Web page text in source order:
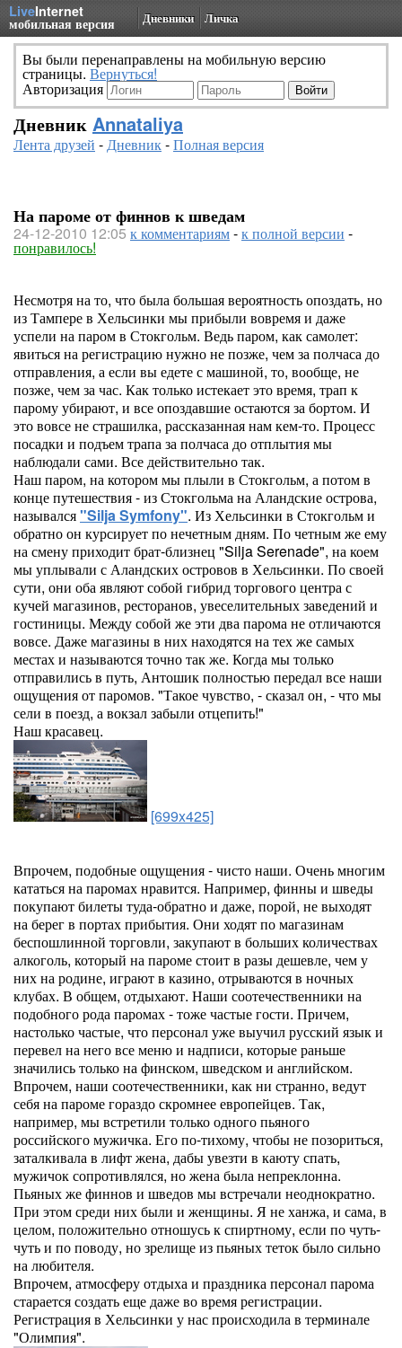
LiveInternet
мобильная версия Дневники Личка
Вы были перенаправлены на мобильную версию
страницы. Вернуться!
Авторизация
Дневник Annataliya
Лента друзей -Дневник-Полная версия
На пароме от финнов к шведам
24-12-2010 12:05 к комментариям-к полной версии -
понравилось!
Несмотря на то, что была большая вероятность опоздать, но
из Тампере в Хельсинки мы прибыли вовремя и даже
успели на паром в Стокгольм. Ведь паром, как самолет:
явиться на регистрацию нужно не позже, чем за полчаса до
отправления, а если вы едете с машиной, то, вообще, не
позже, чем за час. Как только истекает это время, трап к
парому убирают, и все опоздавшие остаются за бортом. И
это вовсе не страшилка, рассказанная нам кем-то. Процесс
посадки и подъем трапа за полчаса до отплытия мы
наблюдали сами. Все действительно так.
Наш паром, на котором мы плыли в Стокгольм, а потом в
конце путешествия - из Стокгольма на Аландские острова,
назывался"Silja Symfony". Из Хельсинки в Стокгольм и
обратно он курсирует по нечетным дням. По четным же ему
на смену приходит брат-близнец "Silja Serenade", на коем
мы уплывали с Аландских островов в Хельсинки. По своей
сути, они оба являют собой гибрид торгового центра с
кучей магазинов, ресторанов, увеселительных заведений и
гостиницы. Между собой же эти два парома не отличаются
вовсе. Даже магазины в них находятся на тех же самых
местах и называются точно так же. Когда мы только
отправились в путь, Антошик полностью передал все наши
ощущения от паромов. "Такое чувство, - сказал он, - что мы
сели в поезд, а вокзал забыли отцепить!"
Наш красавец.
[699x425]
Впрочем, подобные ощущения - чисто наши. Очень многим
кататься на паромах нравится. Например, финны и шведы
покупают билеты туда-обратно и даже, порой, не выходят
на берег в портах прибытия. Они ходят по магазинам
беспошлинной торговли, закупают в больших количествах
алкоголь, который на пароме стоит в разы дешевле, чем у
них на родине, играют в казино, отрываются в ночных
клубах. В общем, отдыхают. Наши соотечественники на
подобного рода паромах - тоже частые гости. Причем,
настолько частые, что персонал уже выучил русский язык и
перевел на него все меню и надписи, которые раньше
значились только на финском, шведском и английском.
Впрочем, наши соотечественники, как ни странно, ведут
себя на пароме гораздо скромнее европейцев. Так,
например, мы встретили только одного пьяного
российского мужичка. Его по-тихому, чтобы не позориться,
заталкивала в лифт жена, дабы увезти в каюту спать,
мужичок сопротивлялся, но жена была непреклонна.
Пьяных же финнов и шведов мы встречали неоднократно.
При этом среди них были и женщины. Я не ханжа, и сама, в
целом, положительно отношусь к спиртному, если по чуть-
чуть и по поводу, но зрелище из пьяных теток было сильно
на любителя.
Впрочем, атмосферу отдыха и праздника персонал парома
старается создать еще даже во время регистрации.
Регистрация в Хельсинки у нас происходила в терминале
"Олимпия".